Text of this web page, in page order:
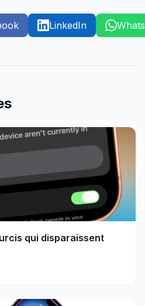
LinkedIn
qui disparaissent